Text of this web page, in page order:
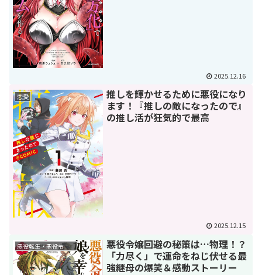
2025.12.16
恋愛
推しを輝かせるために悪役になり
ます！『推しの敵になったので』
の推し活が狂気的で最高
2025.12.15
悪役転生・悪役令嬢もの
悪役令嬢回避の秘策は…物理！？
「力尽く」で運命をねじ伏せる最
強継母の爆笑＆感動ストーリー